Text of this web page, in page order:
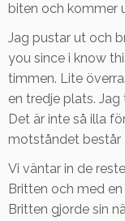
biten och kommer
Jag pustar ut och
you since i know
timmen. Lite
en tredje plats.
Det är inte så illa
motståndet består
Vi väntar in de
Britten och med
Britten gjorde sin